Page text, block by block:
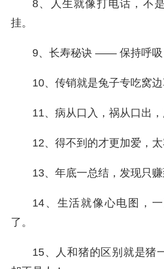
8、人生就像打电话，不
挂。
9、长寿秘诀 —— 保持呼吸
10、传销就是兔子专吃窝边
11、病从口入，祸从口出
12、得不到的才更加爱，太
13、年底一总结，发现只
14、生活就像心电图，
了。
15、人和猪的区别就是猪